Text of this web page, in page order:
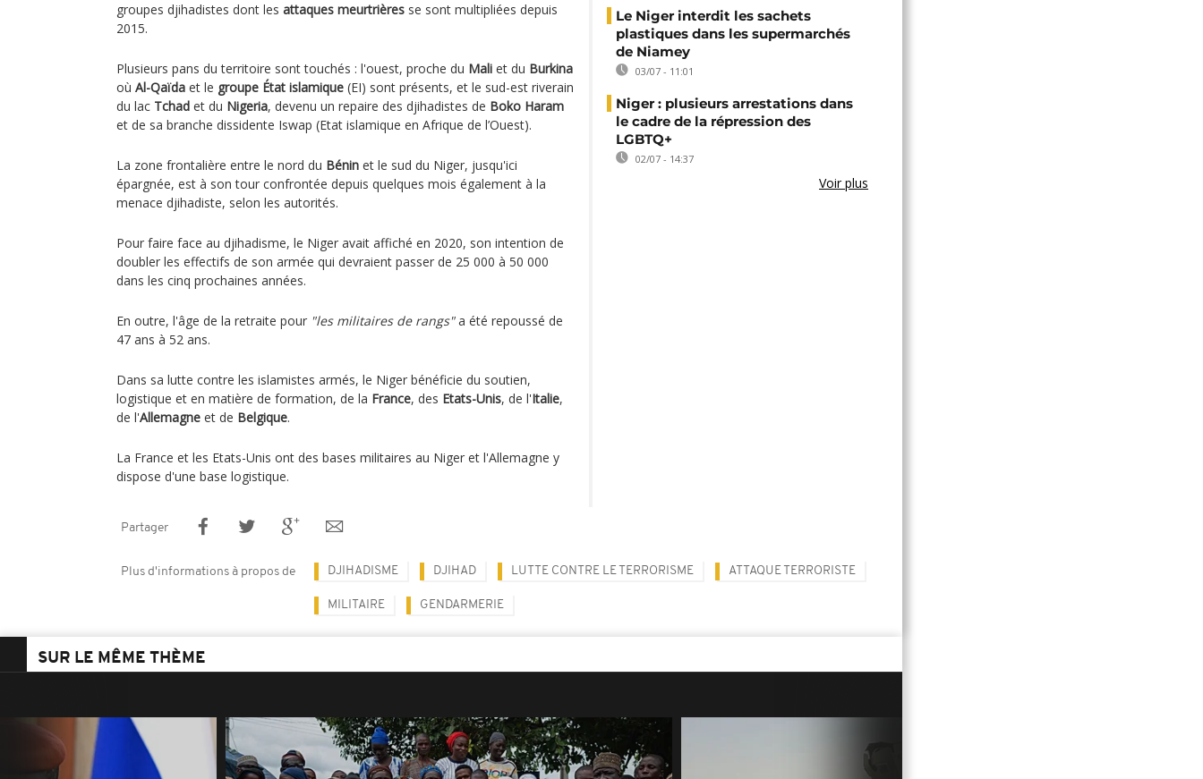
groupes djihadistes dont les attaques meurtrières se sont multipliées depuis
2015.
Plusieurs pans du territoire sont touchés : l'ouest, proche du Mali et du Burkina
où Al-Qaïda et le groupe État islamique (EI) sont présents, et le sud-est riverain
du lac Tchad et du Nigeria, devenu un repaire des djihadistes de Boko Haram
et de sa branche dissidente Iswap (Etat islamique en Afrique de l’Ouest).
La zone frontalière entre le nord du Bénin et le sud du Niger, jusqu'ici
épargnée, est à son tour confrontée depuis quelques mois également à la
menace djihadiste, selon les autorités.
Pour faire face au djihadisme, le Niger avait affiché en 2020, son intention de
doubler les effectifs de son armée qui devraient passer de 25 000 à 50 000
dans les cinq prochaines années.
En outre, l'âge de la retraite pour "les militaires de rangs"a été repoussé de
47 ans à 52 ans.
Dans sa lutte contre les islamistes armés, le Niger bénéficie du soutien,
logistique et en matière de formation, de la France, des Etats-Unis, de l'Italie,
de l'Allemagne et de Belgique.
La France et les Etats-Unis ont des bases militaires au Niger et l'Allemagne y
dispose d'une base logistique.
Le Niger interdit les sachets
plastiques dans les supermarchés
de Niamey
03/07 - 11:01
Niger : plusieurs arrestations dans
le cadre de la répression des
LGBTQ+
02/07 - 14:37
Voir plus
Partager
Plus d'informations à propos de DJIHADISME DJIHAD LUTTE CONTRE LE TERRORISME ATTAQUE TERRORISTE
MILITAIRE GENDARMERIE
SUR LE MÊME THÈME